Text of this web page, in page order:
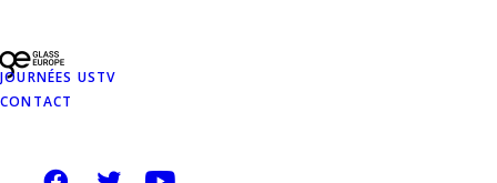
JOURNÉES USTV
CONTACT
PROPOSÉES SUR
USTVERRE.FR